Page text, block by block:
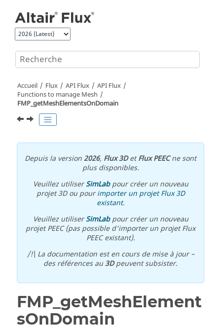
Accueil Flux API Flux
API Flux
Functions to manage Mesh
FMP_getMeshElementsOnDomain
Depuis la version2026, Flux 3DetFlux PEECne sont
plus disponibles.
Veuillez utiliserSimLabpour créer un nouveau
projet 3D ou pourimporter un projet Flux 3D
existant.
Veuillez utiliserSimLabpour créer un nouveau
projet PEEC (pas possible d'importer un projet Flux
PEEC existant).
/!\ La documentation est en cours de mise à jour –
des références au3Dpeuvent subsister.
FMP_getMeshElement
sOnDomain